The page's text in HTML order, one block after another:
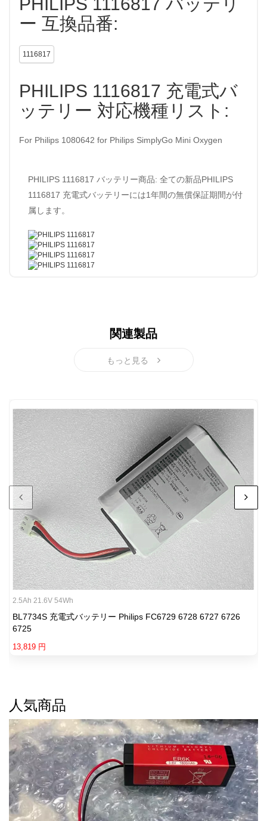
ー 互換品番:
1116817
PHILIPS 1116817 充電式バ
ッテリー 対応機種リスト:
For Philips 1080642 for Philips SimplyGo Mini Oxygen
PHILIPS 1116817 バッテリー商品: 全ての新品PHILIPS
1116817 充電式バッテリーには1年間の無償保証期間が付
属します。
関連製品
もっと見る
2.5Ah 21.6V 54Wh
BL7734S 充電式バッテリー Philips FC6729 6728 6727 6726
6725
13,819 円
人気商品